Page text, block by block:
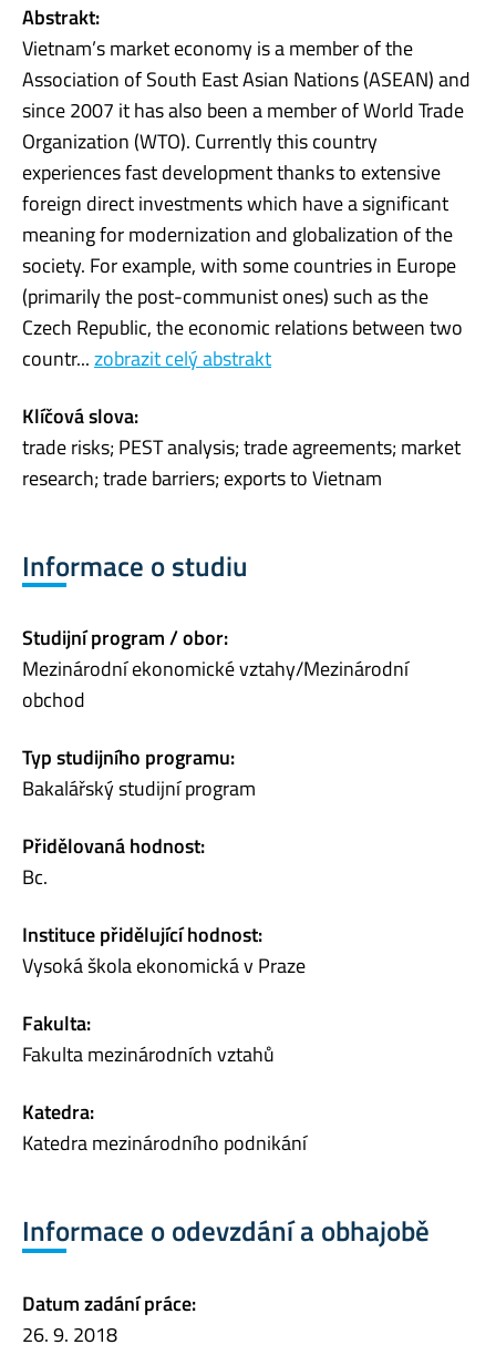
Abstrakt:
Vietnam’s market economy is a member of the
Association of South East Asian Nations (ASEAN) and
since 2007 it has also been a member of World Trade
Organization (WTO). Currently this country
experiences fast development thanks to extensive
foreign direct investments which have a significant
meaning for modernization and globalization of the
society. For example, with some countries in Europe
(primarily the post-communist ones) such as the
Czech Republic, the economic relations between two
countr...zobrazit celý abstrakt
Klíčová slova:
trade risks; PEST analysis; trade agreements; market
research; trade barriers; exports to Vietnam
Informace o studiu
Studijní program / obor:
Mezinárodní ekonomické vztahy/Mezinárodní
obchod
Typ studijního programu:
Bakalářský studijní program
Přidělovaná hodnost:
Bc.
Instituce přidělující hodnost:
Vysoká škola ekonomická v Praze
Fakulta:
Fakulta mezinárodních vztahů
Katedra:
Katedra mezinárodního podnikání
Informace o odevzdání a obhajobě
Datum zadání práce:
26. 9. 2018